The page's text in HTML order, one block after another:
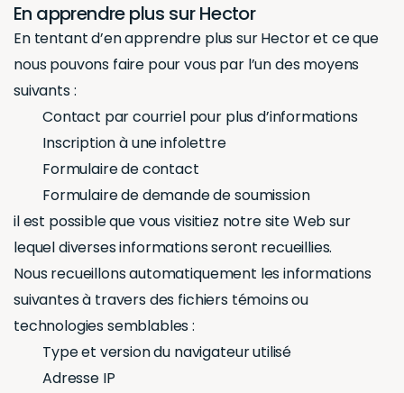
En apprendre plus sur Hector
En tentant d’en apprendre plus sur Hector et ce que
nous pouvons faire pour vous par l’un des moyens
suivants :
Contact par courriel pour plus d’informations
Inscription à une infolettre
Formulaire de contact
Formulaire de demande de soumission
il est possible que vous visitiez notre site Web sur
lequel diverses informations seront recueillies.
Nous recueillons automatiquement les informations
suivantes à travers des fichiers témoins ou
technologies semblables :
Type et version du navigateur utilisé
Adresse IP